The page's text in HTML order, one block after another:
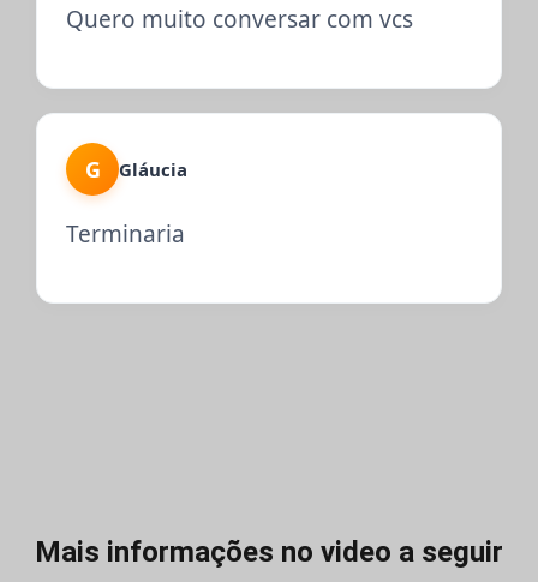
Quero muito conversar com vcs
G Gláucia
Terminaria
Mais informações no video a seguir